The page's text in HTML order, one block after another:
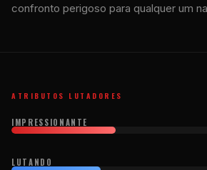
confronto perigoso para qualquer um
ATRIBUTOS LUTADORES
IMPRESSIONANTE
LUTANDO